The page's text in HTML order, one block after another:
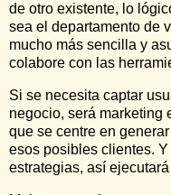
de otro existente, lo
sea el departamento de
mucho más sencilla y
colabore con las
Si se necesita captar
negocio, será marketing
que se centre en
esos posibles clientes.
estrategias, así